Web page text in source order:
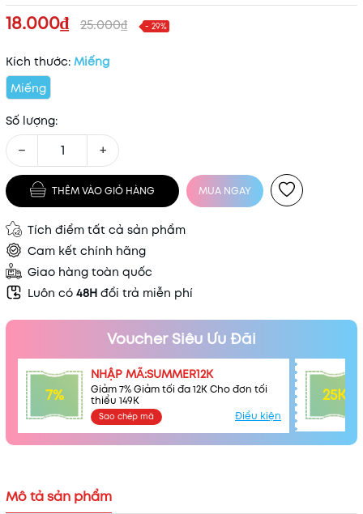
18.000₫ 25.000₫ - 29%
Kích thước: Miếng
Miếng
Số lượng:
− +
THÊM VÀO GIỎ HÀNG MUA NGAY
Tích điểm tất cả sản phẩm
Cam kết chính hãng
Giao hàng toàn quốc
Luôn có 48H đổi trả miễn phí
Voucher Siêu Ưu Đãi
7%
NHẬP MÃ:SUMMER12K
Giảm 7% Giảm tối đa 12K Cho đơn tối
thiểu 149K
Sao chép mã Điều kiện
25K
Mô tả sản phẩm